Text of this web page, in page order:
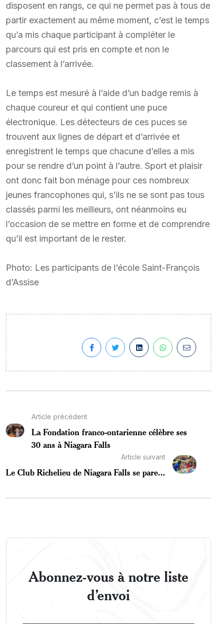
disposent en rangs, ce qui ne permet pas à tous de
partir exactement au même moment, c’est le temps
qu’a mis chaque participant à compléter le
parcours qui est pris en compte et non le
classement à l’arrivée.
Le temps est mesuré à l’aide d’un badge remis à
chaque coureur et qui contient une puce
électronique. Les détecteurs de ces puces se
trouvent aux lignes de départ et d’arrivée et
enregistrent le temps que chacune d’elles a mis
pour se rendre d’un point à l’autre. Sport et plaisir
ont donc fait bon ménage pour ces nombreux
jeunes francophones qui, s’ils ne se sont pas tous
classés parmi les meilleurs, ont néanmoins eu
l’occasion de se mettre en forme et de comprendre
qu’il est important de le rester.
Photo: Les participants de l’école Saint-François
d’Assise
Article précédent
La Fondation franco-ontarienne célèbre ses
30 ans à Niagara Falls
Article suivant
Le Club Richelieu de Niagara Falls se pare...
Abonnez-vous à notre liste
d’envoi